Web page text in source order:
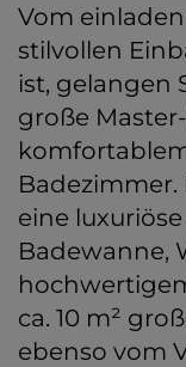
Vom
stilvollen
ist, gelangen
große
Badezimmer.
eine
Badewanne,
ca. 10 m²
ebenso vom